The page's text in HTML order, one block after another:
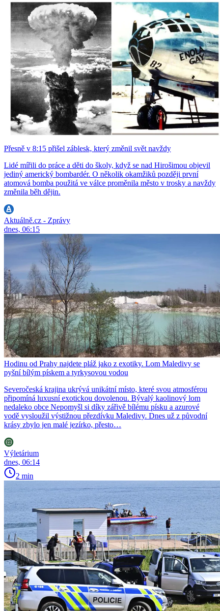
Přesně v 8:15 přišel záblesk, který změnil svět navždy
Lidé mířili do práce a děti do školy, když se nad Hirošimou objevil
jediný americký bombardér. O několik okamžiků později první
atomová bomba použitá ve válce proměnila město v trosky a navždy
změnila běh dějin.
Aktuálně.cz - Zprávy
dnes, 06:15
Hodinu od Prahy najdete pláž jako z exotiky. Lom Maledivy se
pyšní bílým pískem a tyrkysovou vodou
Severočeská krajina ukrývá unikátní místo, které svou atmosférou
připomíná luxusní exotickou dovolenou. Bývalý kaolinový lom
nedaleko obce Nepomyšl si díky zářivě bílému písku a azurové
vodě vysloužil výstižnou přezdívku Maledivy. Dnes už z původní
krásy zbylo jen malé jezírko, přesto…
Výletárium
dnes, 06:14
2 min